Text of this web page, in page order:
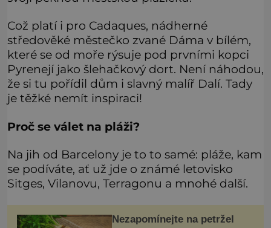
Což platí i pro Cadaques, nádherné
středověké městečko zvané Dáma v bílém,
které se od moře rýsuje pod prvními kopci
Pyrenejí jako šlehačkový dort. Není náhodou,
že si tu pořídil dům i slavný malíř Dalí. Tady
je těžké nemít inspiraci!
Proč se válet na pláži?
Na jih od Barcelony je to to samé: pláže, kam
se podíváte, ať už jde o známé letovisko
Sitges, Vilanovu, Terragonu a mnohé další.
Nezapomínejte na petržel